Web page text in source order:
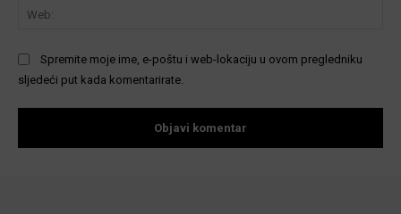
Spremite moje ime, e-poštu i web-lokaciju u ovom pregledniku
sljedeći put kada komentarirate.